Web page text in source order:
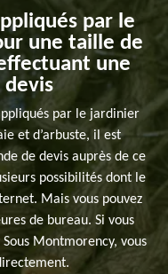
par le
une taille de
une
devis
par le jardinier
et d’arbuste, il est
de devis auprès de ce
possibilités dont le
Mais vous pouvez
de bureau. Si vous
Montmorency, vous